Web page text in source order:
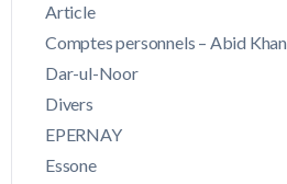
Article
Comptes personnels – Abid Khan
Dar-ul-Noor
Divers
EPERNAY
Essone